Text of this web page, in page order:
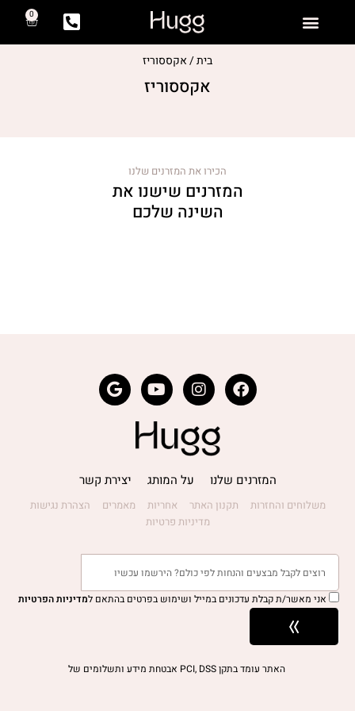
0
בית / אקססוריז
אקססוריז
הכירו את המזרנים שלנו
המזרנים שישנו את
השינה שלכם
המזרנים שלנו על המותג יצירת קשר
משלוחים והחזרות תקנון האתר אחריות מאמרים
הצהרת נגישות
מדיניות פרטיות
אני מאשר/ת קבלת עדכונים במייל ושימוש בפרטים בהתאם למדיניות הפרטיות
האתר עומד בתקן PCI, DSS אבטחת מידע ותשלומים של